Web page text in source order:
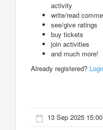
activity
write/read
see/give ratings
buy tickets
join activities
and much more!
Already registered?
13 Sep 2025 15:00